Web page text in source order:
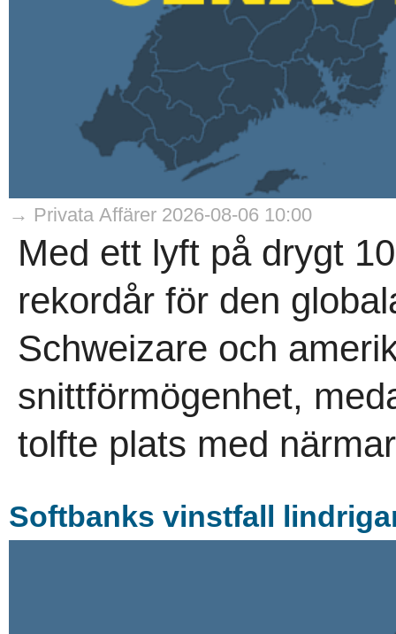
→ Privata Affärer 2026-08-06 10:00
Med ett lyft på drygt
rekordår för den
Schweizare och
snittförmögenhet,
tolfte plats med
Softbanks vinstfall